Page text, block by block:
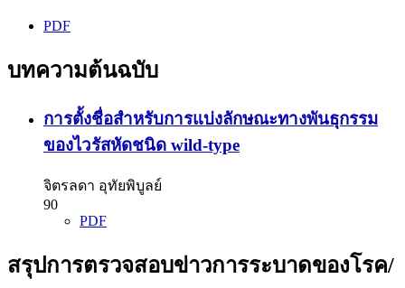
PDF
บทความต้นฉบับ
การตั้งชื่อสำหรับการแบ่งลักษณะทางพันธุกรรม
ของไวรัสหัดชนิด wild-type
จิตรลดา อุทัยพิบูลย์
90
PDF
สรุปการตรวจสอบข่าวการระบาดของโรค/